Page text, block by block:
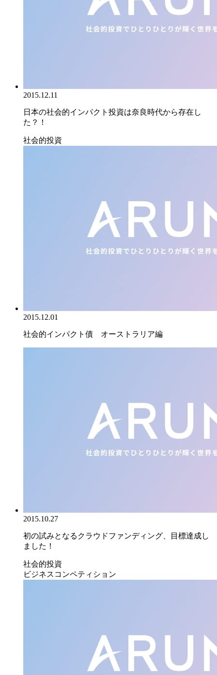
2015.12.11
日本の社会的インパクト投資は奈良時代から存在し
た？！
社会的投資
2015.12.01
社会的インパクト債 オーストラリア編
2015.10.27
初の試みとなるクラウドファンディング、目標達成し
ました！
社会的投資
ビジネスコンペティション